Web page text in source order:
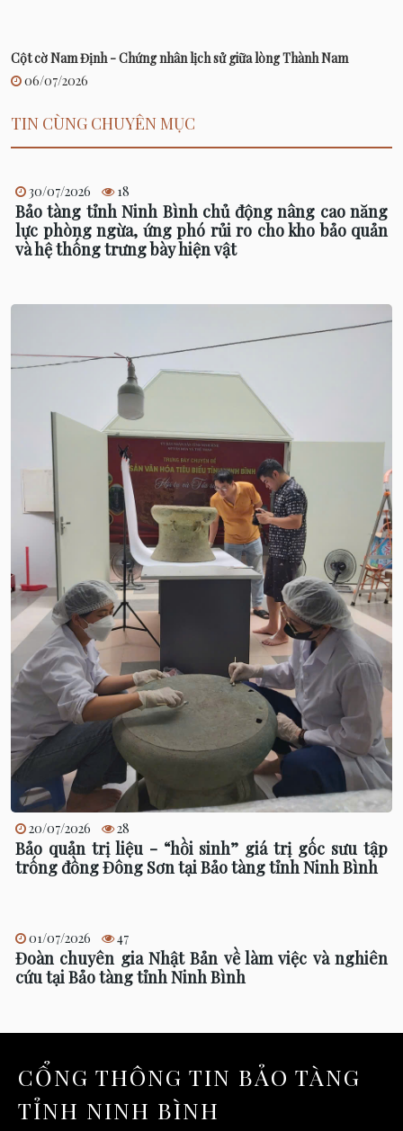
Cột cờ Nam Định - Chứng nhân lịch sử giữa lòng Thành Nam
06/07/2026
TIN CÙNG CHUYÊN MỤC
30/07/2026 18
Bảo tàng tỉnh Ninh Bình chủ động nâng cao năng
lực phòng ngừa, ứng phó rủi ro cho kho bảo quản
và hệ thống trưng bày hiện vật
20/07/2026 28
Bảo quản trị liệu - “hồi sinh” giá trị gốc sưu tập
trống đồng Đông Sơn tại Bảo tàng tỉnh Ninh Bình
01/07/2026 47
Đoàn chuyên gia Nhật Bản về làm việc và nghiên
cứu tại Bảo tàng tỉnh Ninh Bình
CỔNG THÔNG TIN BẢO TÀNG
TỈNH NINH BÌNH